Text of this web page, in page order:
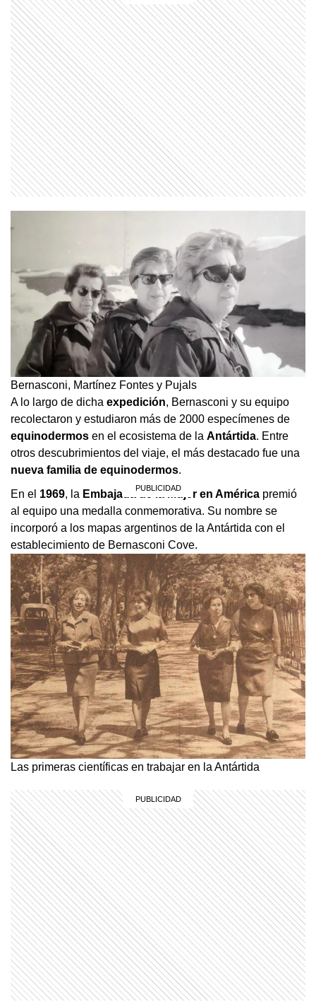
Bernasconi, Martínez Fontes y Pujals
A lo largo de dicha expedición, Bernasconi y su equipo
recolectaron y estudiaron más de 2000 especímenes de
equinodermos en el ecosistema de la Antártida. Entre
otros descubrimientos del viaje, el más destacado fue una
nueva familia de equinodermos.
En el 1969, la Embajada de la Mujer en América premió
al equipo una medalla conmemorativa. Su nombre se
incorporó a los mapas argentinos de la Antártida con el
establecimiento de Bernasconi Cove.
Las primeras científicas en trabajar en la Antártida